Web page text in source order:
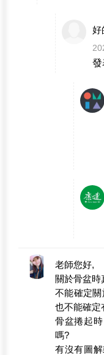
好
發
老師您好,
關於骨盆時
不能確定
也不能確定
骨盆捲起
嗎?
有沒有圖